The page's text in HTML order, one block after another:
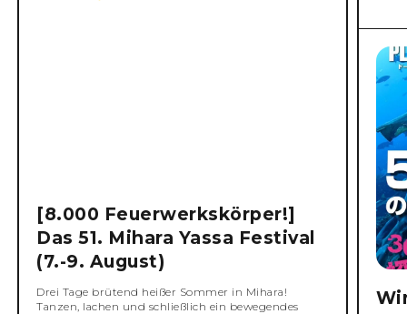
[8.000 Feuerwerkskörper!]
Das 51. Mihara Yassa Festival
(7.-9. August)
Drei Tage brütend heißer Sommer in Mihara!
Tanzen, lachen und schließlich ein bewegendes